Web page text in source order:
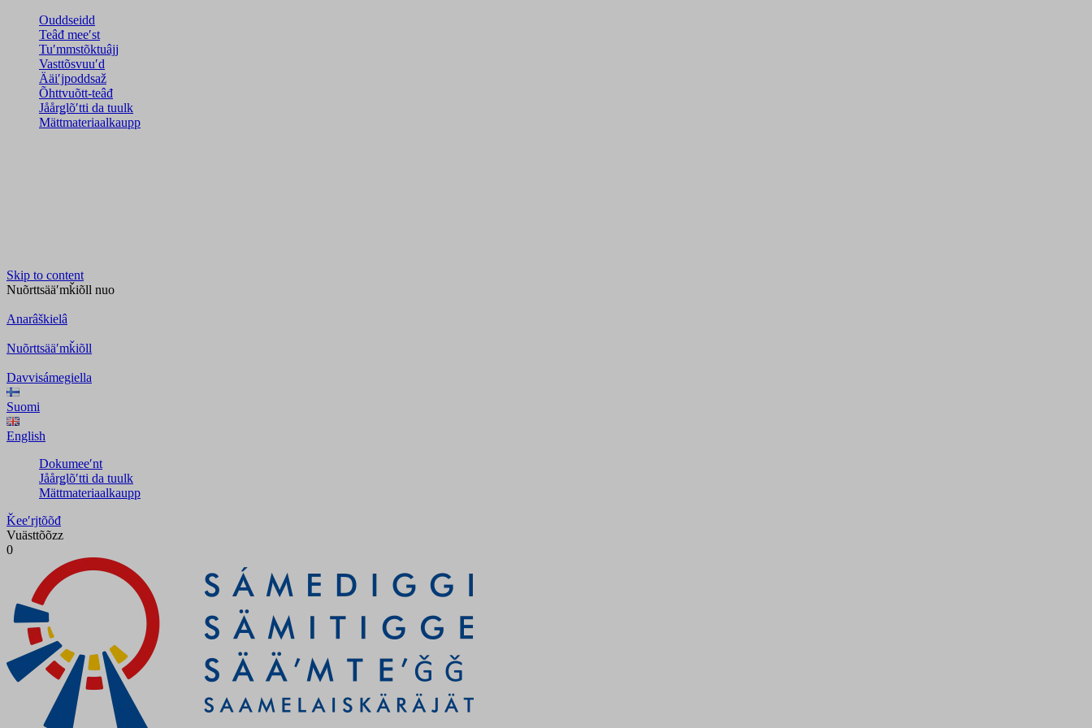
Ouddseidd
Teâđ meeʹst
Tuʹmmstõktuâjj
Vasttõsvuuʹd
Ääiʹjpoddsaž
Õhttvuõtt-teâđ
Jåårǥlõʹtti da tuulk
Mättmateriaalkaupp
Skip to content
Nuõrttsääʹmǩiõll nuo
Anarâškielâ
Nuõrttsääʹmǩiõll
Davvisámegiella
Suomi
English
Dokumeeʹnt
Jåårǥlõʹtti da tuulk
Mättmateriaalkaupp
Ǩeeʹrjtõõđ
Vuästtõõzz
0